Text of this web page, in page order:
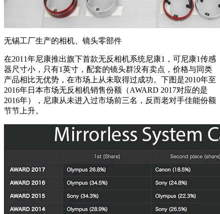
无锡工厂生产的相机、镜头零部件
在2011年尼康推出旗下首款无反相机系统尼康1，可尼康1传感
器尺寸小，只有1英寸，配套的镜头群没有卖点，价格与同类
产品相比无优势，在市场上从未取得过成功。下图是2010年至
2016年日本市场无反相机销售份额（AWARD 2017对应的是
2016年），尼康从未进入过市场前三名，反而老对手佳能份额
节节上升。